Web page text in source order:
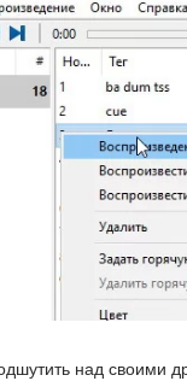
над своими